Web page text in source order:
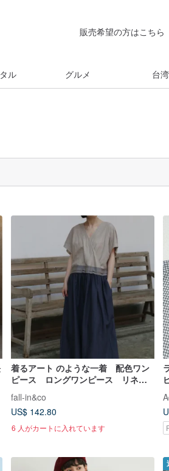
販売希望の方はこちら
ル グルメ 台
着るアート のような一着 配色ワン
ピース ロングワンピース リネン
fall-in&co
US$ 142.80
6 人がカートに入れています